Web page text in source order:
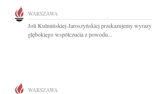
WARSZAWA
Joli Kulmińskiej-Jaroszyńskiej przekazujemy wyrazy
głębokiego współczucia z powodu...
WARSZAWA